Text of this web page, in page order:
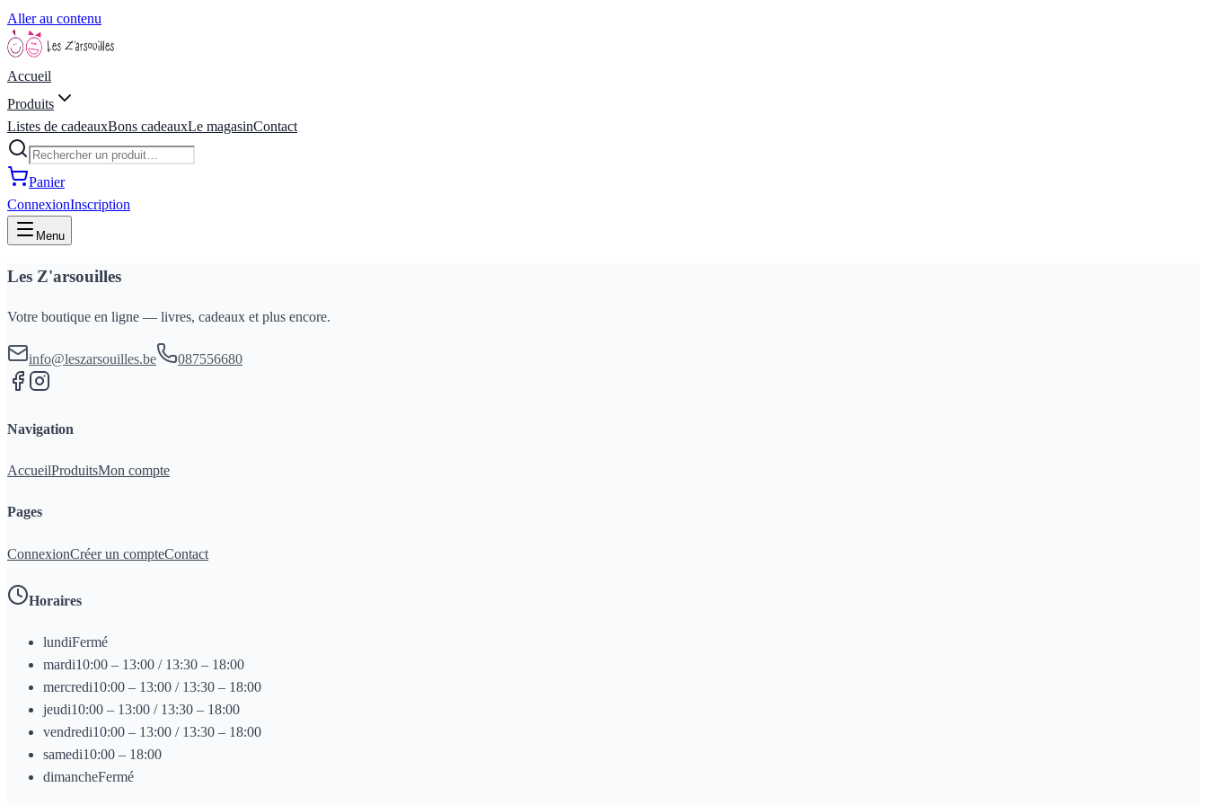
Aller au contenu
Accueil
Produits
Listes de cadeauxBons cadeauxLe magasinContact
Panier
ConnexionInscription
Menu
Les Z'arsouilles
Votre boutique en ligne — livres, cadeaux et plus encore.
info@leszarsouilles.be 087556680
Navigation
AccueilProduitsMon compte
Pages
ConnexionCréer un compteContact
Horaires
lundiFermé
mardi10:00 – 13:00 / 13:30 – 18:00
mercredi10:00 – 13:00 / 13:30 – 18:00
jeudi10:00 – 13:00 / 13:30 – 18:00
vendredi10:00 – 13:00 / 13:30 – 18:00
samedi10:00 – 18:00
dimancheFermé